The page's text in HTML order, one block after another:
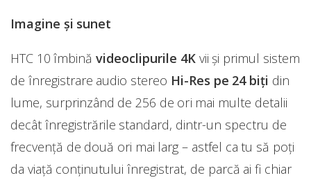
Imagine şi sunet
HTC 10 îmbinăvideoclipurile 4Kvii și primul sistem
de înregistrare audio stereo Hi-Res pe 24 biţi din
lume, surprinzând de 256 de ori mai multe detalii
decât înregistrările standard, dintr-un spectru de
frecvență de două ori mai larg – astfel ca tu să poți
da viață conţinutului înregistrat, de parcă ai fi chiar